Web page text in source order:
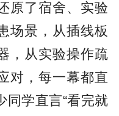
原了宿舍、实验
场景，从插线板
，从实验操作疏
对，每一幕都直
同学直言“看完就